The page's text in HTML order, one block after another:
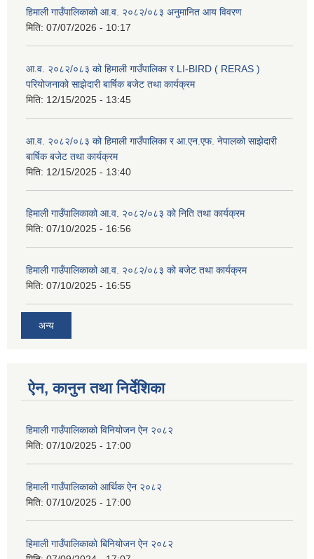
हिमाली गाउँपालिकाको आ.व. २०८२/०८३ अनुमानित आय विवरण
मिति: 07/07/2026 - 10:17
आ.व. २०८२/०८३ को हिमाली गाउँपालिका र LI-BIRD ( RERAS )
परियोजनाको साझेदारी बार्षिक बजेट तथा कार्यक्रम
मिति: 12/15/2025 - 13:45
आ.व. २०८२/०८३ को हिमाली गाउँपालिका र आ.एन.एफ. नेपालको साझेदारी
बार्षिक बजेट तथा कार्यक्रम
मिति: 12/15/2025 - 13:40
हिमाली गाउँपालिकाको आ.व. २०८२/०८३ को निति तथा कार्यक्रम
मिति: 07/10/2025 - 16:56
हिमाली गाउँपालिकाको आ.व. २०८२/०८३ को बजेट तथा कार्यक्रम
मिति: 07/10/2025 - 16:55
अन्य
ऐन, कानुन तथा निर्देशिका
हिमाली गाउँपालिकाको विनियोजन ऐन २०८२
मिति: 07/10/2025 - 17:00
हिमाली गाउँपालिकाको आर्थिक ऐन २०८२
मिति: 07/10/2025 - 17:00
हिमाली गाउँपालिकाकाे बिनियोजन ऐन २०८२